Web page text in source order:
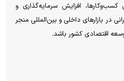
افزایش سرمایه‌گذاری و
در بازار‌های داخلی و بین‌المللی منجر
اقتصادی کشور باشد.